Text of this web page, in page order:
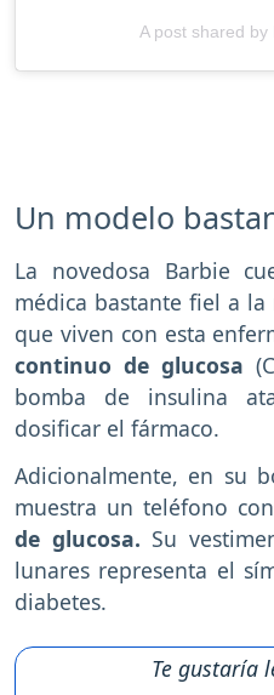
A post shared
Un modelo
La novedosa Barbie
médica bastante fiel a
que viven con esta
continuo de glucosa
bomba de insulina
dosificar el fármaco.
Adicionalmente, en su
muestra un teléfono
de glucosa. Su
lunares representa el
diabetes.
Te gustaría